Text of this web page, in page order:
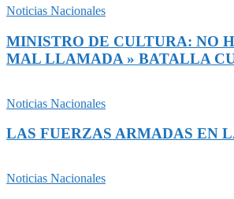
Noticias Nacionales
MINISTRO DE CULTURA: NO
MAL LLAMADA » BATALLA
Noticias Nacionales
LAS FUERZAS ARMADAS EN
Noticias Nacionales